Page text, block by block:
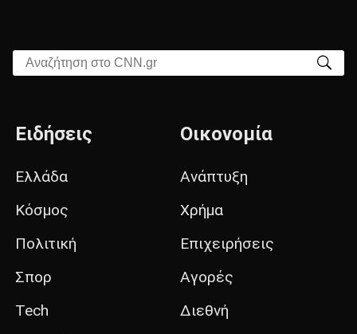
Αναζήτηση στο CNN.gr
Ειδήσεις
Ελλάδα
Κόσμος
Πολιτική
Σπορ
Tech
Οικονομία
Ανάπτυξη
Χρήμα
Επιχειρήσεις
Αγορές
Διεθνή